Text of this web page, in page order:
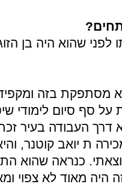
שהוא היה בן
מסתפקת בזה
על סף סיום לימודי
דרך העבודה בעיר
ת יואב קוטנר,
כנראה שהוא
היה מאוד לא צפוי